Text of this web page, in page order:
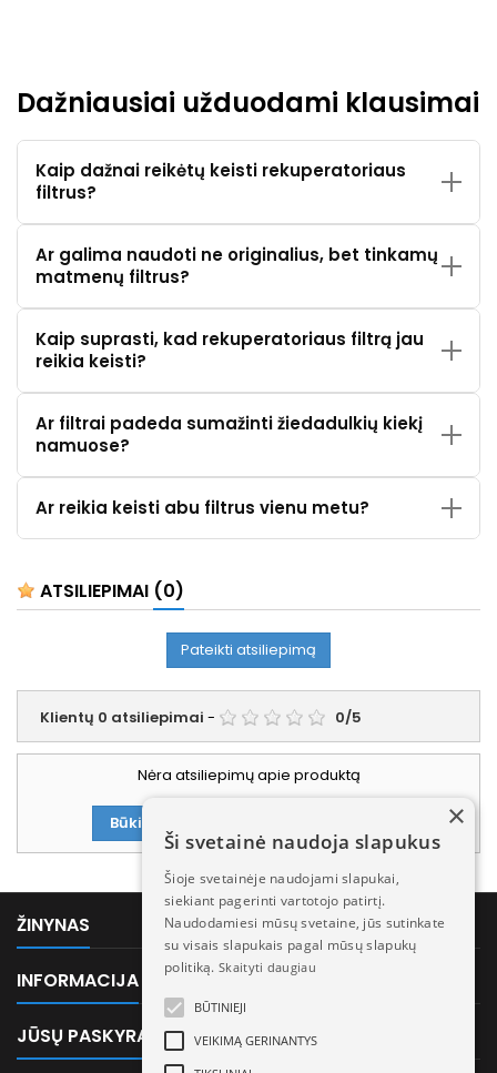
Dažniausiai užduodami klausimai
Kaip dažnai reikėtų keisti rekuperatoriaus
filtrus?
Ar galima naudoti ne originalius, bet tinkamų
matmenų filtrus?
Kaip suprasti, kad rekuperatoriaus filtrą jau
reikia keisti?
Ar filtrai padeda sumažinti žiedadulkių kiekį
namuose?
Ar reikia keisti abu filtrus vienu metu?
ATSILIEPIMAI (0)
Pateikti atsiliepimą
Klientų 0 atsiliepimai - 0/5
Nėra atsiliepimų apie produktą
Būkite pirmasis parašęs atsiliepimą!
ŽINYNAS
INFORMACIJA
JŪSŲ PASKYRA
×
Ši svetainė naudoja slapukus
Šioje svetainėje naudojami slapukai,
siekiant pagerinti vartotojo patirtį.
Naudodamiesi mūsų svetaine, jūs sutinkate
su visais slapukais pagal mūsų slapukų
politiką. Skaityti daugiau
BŪTINIEJI
VEIKIMĄ GERINANTYS